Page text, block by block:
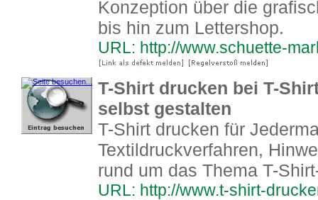
Konzeption über die
bis hin zum Lettershop.
URL: http://www.schuette-
T-Shirt drucken bei T-
selbst gestalten
T-Shirt drucken für
Textildruckverfahren,
rund um das Thema T-
URL: http://www.t-shirt-